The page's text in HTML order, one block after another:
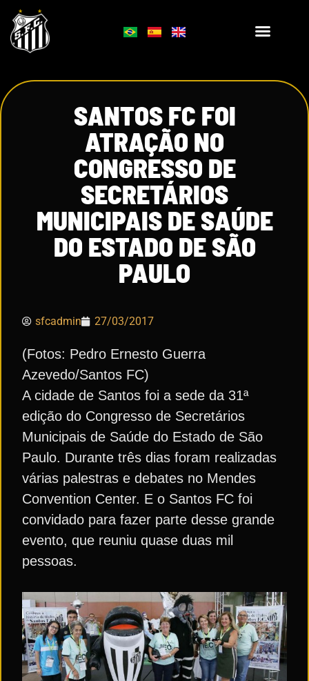
SANTOS FC FOI
ATRAÇÃO NO
CONGRESSO DE
SECRETÁRIOS
MUNICIPAIS DE SAÚDE
DO ESTADO DE SÃO
PAULO
sfcadmin 27/03/2017
(Fotos: Pedro Ernesto Guerra
Azevedo/Santos FC)
A cidade de Santos foi a sede da 31ª
edição do Congresso de Secretários
Municipais de Saúde do Estado de São
Paulo. Durante três dias foram realizadas
várias palestras e debates no Mendes
Convention Center. E o Santos FC foi
convidado para fazer parte desse grande
evento, que reuniu quase duas mil
pessoas.